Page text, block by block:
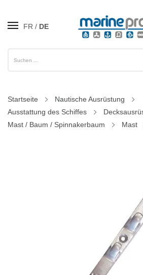
FR DE
Startseite
Nautische Ausrüstung
Ausstattung des Schiffes
Mast / Baum / Spinnakerbaum
Mast